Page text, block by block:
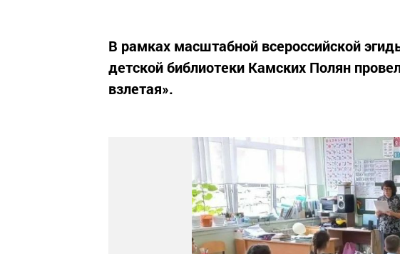
В рамках масштабной всероссийской
детской библиотеки Камских Полян
взлетая».